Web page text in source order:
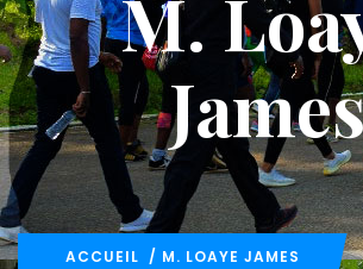
M.
ACCUEIL / M. LOAYE JAMES